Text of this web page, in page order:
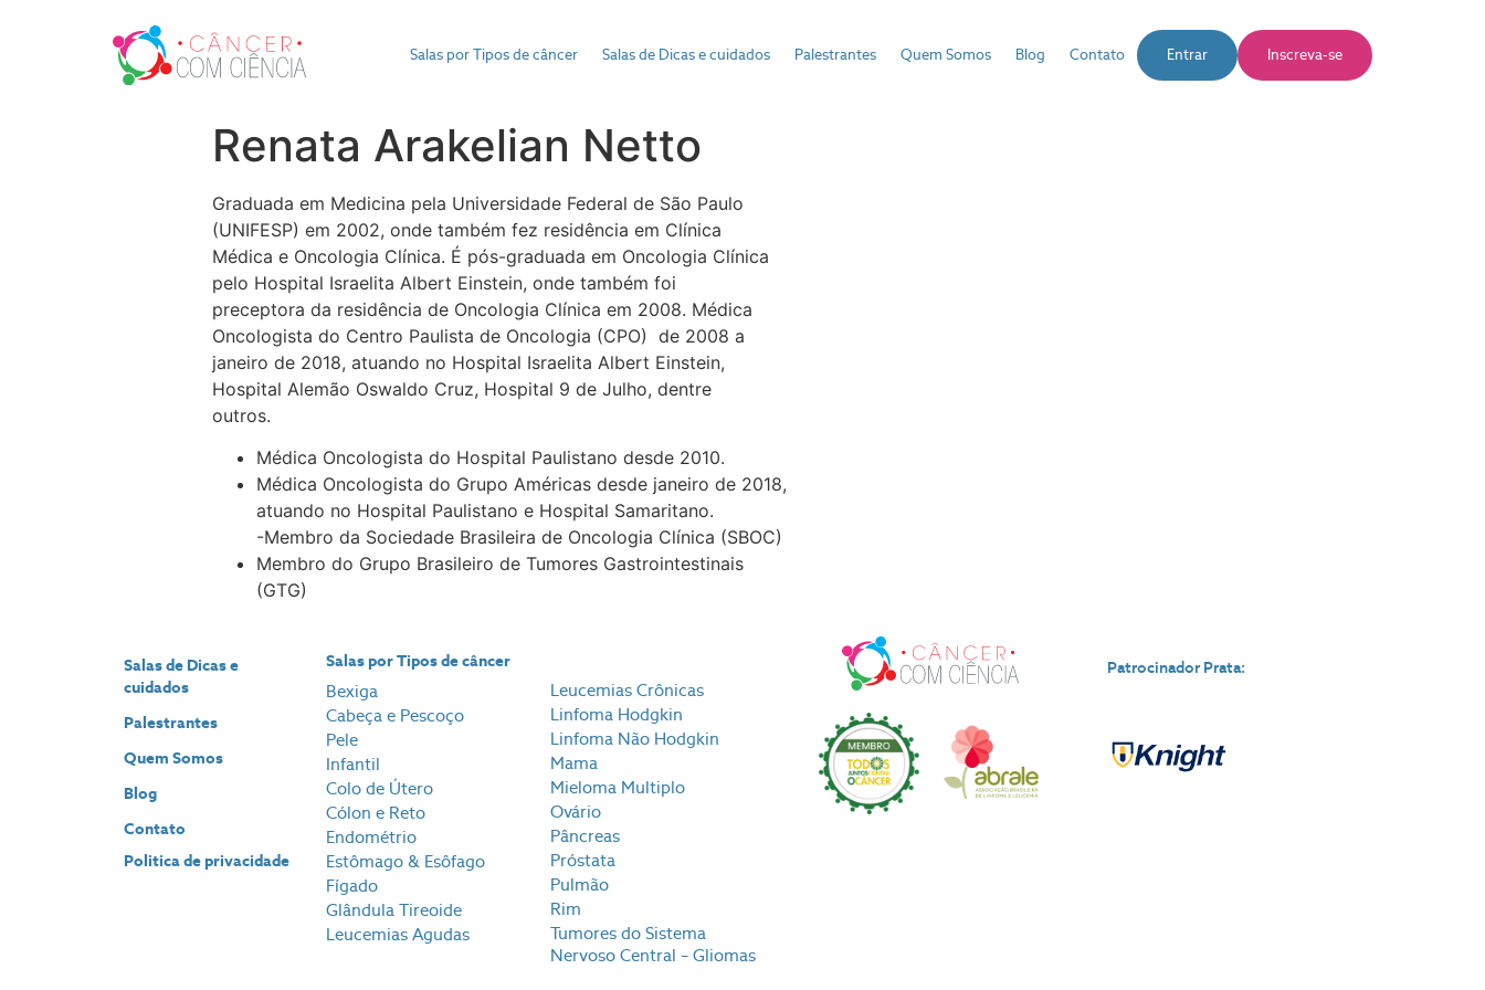
Salas por Tipos de câncer Salas de Dicas e cuidados Palestrantes Quem Somos Blog Contato Entrar Inscreva-se
Renata Arakelian Netto
Graduada em Medicina pela Universidade Federal de São Paulo
(UNIFESP) em 2002, onde também fez residência em Clínica
Médica e Oncologia Clínica. É pós-graduada em Oncologia Clínica
pelo Hospital Israelita Albert Einstein, onde também foi
preceptora da residência de Oncologia Clínica em 2008. Médica
Oncologista do Centro Paulista de Oncologia (CPO) de 2008 a
janeiro de 2018, atuando no Hospital Israelita Albert Einstein,
Hospital Alemão Oswaldo Cruz, Hospital 9 de Julho, dentre
outros.
Médica Oncologista do Hospital Paulistano desde 2010.
Médica Oncologista do Grupo Américas desde janeiro de 2018,
atuando no Hospital Paulistano e Hospital Samaritano.
-Membro da Sociedade Brasileira de Oncologia Clínica (SBOC)
Membro do Grupo Brasileiro de Tumores Gastrointestinais
(GTG)
Salas de Dicas e
cuidados
Palestrantes
Quem Somos
Blog
Contato
Politica de privacidade
Salas por Tipos de câncer
Bexiga
Cabeça e Pescoço
Pele
Infantil
Colo de Útero
Cólon e Reto
Endométrio
Estômago & Esôfago
Fígado
Glândula Tireoide
Leucemias Agudas
Leucemias Crônicas
Linfoma Hodgkin
Linfoma Não Hodgkin
Mama
Mieloma Multiplo
Ovário
Pâncreas
Próstata
Pulmão
Rim
Tumores do Sistema
Nervoso Central – Gliomas
Patrocinador Prata: